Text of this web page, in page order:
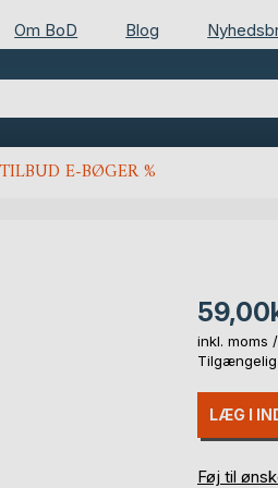
Om BoD Blog
TILBUD E-BØGER %
inkl. moms /
Tilgængelig
LÆG I
Føj til